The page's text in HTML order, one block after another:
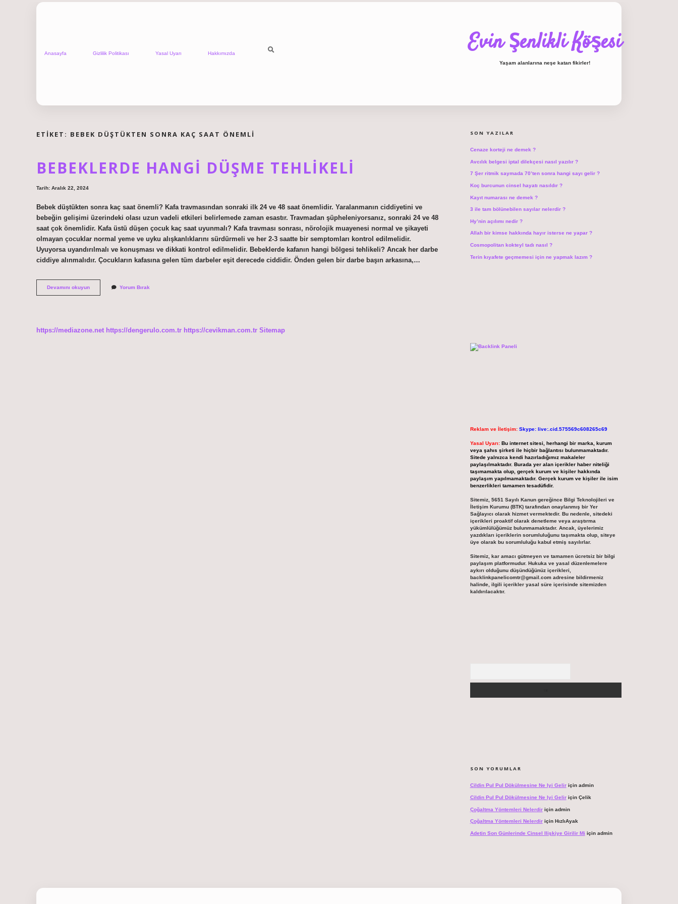
Anasayfa Gizlilik Politikası Yasal Uyarı Hakkımızda Evin Şenlikli Köşesi
Yaşam alanlarına neşe katan fikirler!
ETIKET: BEBEK DÜŞTÜKTEN SONRA KAÇ SAAT ÖNEMLI
BEBEKLERDE HANGI DÜŞME TEHLIKELI
Tarih: Aralık 22, 2024
Bebek düştükten sonra kaç saat önemli? Kafa travmasından sonraki ilk 24 ve 48 saat önemlidir. Yaralanmanın ciddiyetini ve
bebeğin gelişimi üzerindeki olası uzun vadeli etkileri belirlemede zaman esastır. Travmadan şüpheleniyorsanız, sonraki 24 ve 48
saat çok önemlidir. Kafa üstü düşen çocuk kaç saat uyunmalı? Kafa travması sonrası, nörolojik muayenesi normal ve şikayeti
olmayan çocuklar normal yeme ve uyku alışkanlıklarını sürdürmeli ve her 2-3 saatte bir semptomları kontrol edilmelidir.
Uyuyorsa uyandırılmalı ve konuşması ve dikkati kontrol edilmelidir. Bebeklerde kafanın hangi bölgesi tehlikeli? Ancak her darbe
ciddiye alınmalıdır. Çocukların kafasına gelen tüm darbeler eşit derecede ciddidir. Önden gelen bir darbe başın arkasına,…
Devamını okuyunBebeklerde
Hangi
Yorum Bırak
https://mediazone.net https://dengerulo.com.tr https://cevikman.com.tr Sitemap
SON YAZILAR
Cenaze korteji ne demek ?
Avcılık belgesi iptal dilekçesi nasıl yazılır ?
7 Şer ritmik saymada 70’ten sonra hangi sayı gelir ?
Koç burcunun cinsel hayatı nasıldır ?
Kayıt numarası ne demek ?
3 ile tam bölünebilen sayılar nelerdir ?
Hy’nin açılımı nedir ?
Allah bir kimse hakkında hayır isterse ne yapar ?
Cosmopolitan kokteyl tadı nasıl ?
Terin kıyafete geçmemesi için ne yapmak lazım ?
Reklam ve İletişim: Skype: live:.cid.575569c608265c69
Yasal Uyarı: Bu internet sitesi, herhangi bir marka, kurum
veya şahıs şirketi ile hiçbir bağlantısı bulunmamaktadır.
Sitede yalnızca kendi hazırladığımız makaleler
paylaşılmaktadır. Burada yer alan içerikler haber niteliği
taşımamakta olup, gerçek kurum ve kişiler hakkında
paylaşım yapılmamaktadır. Gerçek kurum ve kişiler ile isim
benzerlikleri tamamen tesadüfidir.
Sitemiz, 5651 Sayılı Kanun gereğince Bilgi Teknolojileri ve
İletişim Kurumu (BTK) tarafından onaylanmış bir Yer
Sağlayıcı olarak hizmet vermektedir. Bu nedenle, sitedeki
içerikleri proaktif olarak denetleme veya araştırma
yükümlülüğümüz bulunmamaktadır. Ancak, üyelerimiz
yazdıkları içeriklerin sorumluluğunu taşımakta olup, siteye
üye olarak bu sorumluluğu kabul etmiş sayılırlar.
Sitemiz, kar amacı gütmeyen ve tamamen ücretsiz bir bilgi
paylaşım platformudur. Hukuka ve yasal düzenlemelere
aykırı olduğunu düşündüğünüz içerikleri,
backlinkpanelicomtr@gmail.comadresine bildirmeniz
halinde, ilgili içerikler yasal süre içerisinde sitemizden
kaldırılacaktır.
SON YORUMLAR
Cildin Pul Pul Dökülmesine Ne Iyi Geliriçin admin
Cildin Pul Pul Dökülmesine Ne Iyi Geliriçin Çelik
Çoğaltma Yöntemleri Nelerdiriçin admin
Çoğaltma Yöntemleri Nelerdiriçin HızlıAyak
Adetin Son Günlerinde Cinsel Ilişkiye Girilir Mi için admin